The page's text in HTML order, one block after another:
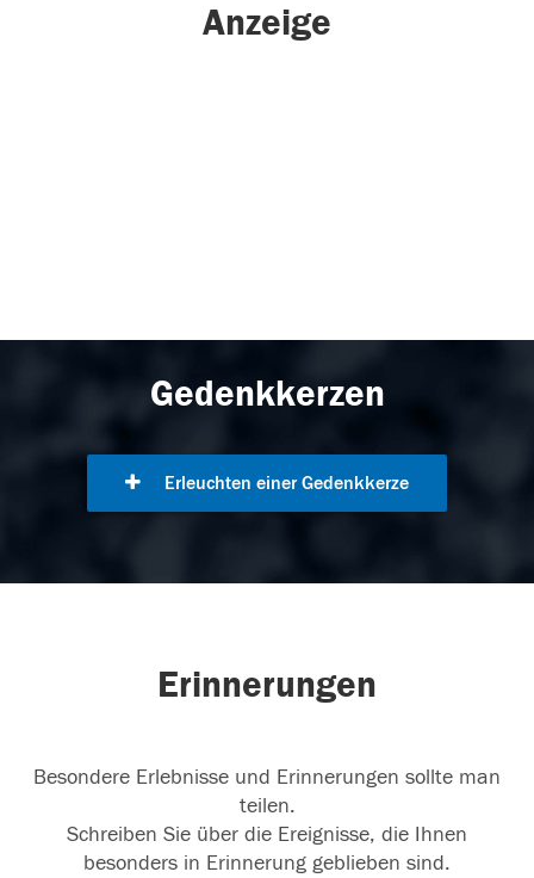
Anzeige
Gedenkkerzen
Erleuchten einer Gedenkkerze
Erinnerungen
Besondere Erlebnisse und Erinnerungen sollte man
teilen.
Schreiben Sie über die Ereignisse, die Ihnen
besonders in Erinnerung geblieben sind.